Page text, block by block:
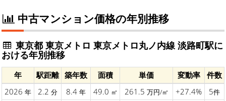
中古マンション価格の年別推移
東京都 東京メトロ 東京メトロ丸ノ内線 淡路町駅に
おける年別推移
年 駅距離 築年数 面積 単価 変動率
件数
2026 年 2.2 分 8.4 年 49.0 ㎡ 261.5 万円/㎡ +27.4% 5件